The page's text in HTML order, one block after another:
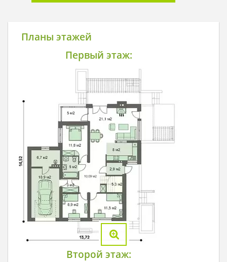
Планы этажей
Первый этаж:
Второй этаж: